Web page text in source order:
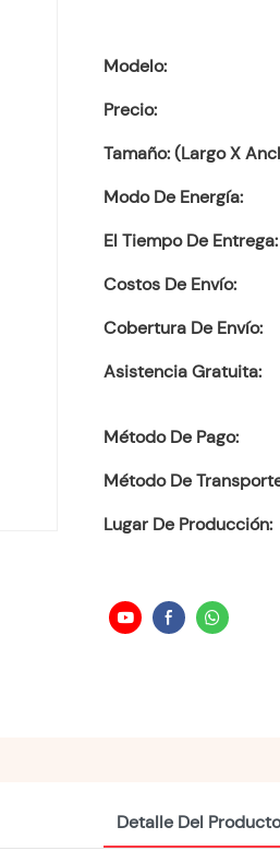
Modelo:
Precio:
Tamaño: (largo X
Modo De Energía:
El Tiempo De Entrega:
Costos De Envío:
Cobertura De Envío:
Asistencia Gratuita:
Método De Pago:
Método De
Lugar De Producción:
Detalle Del Producto